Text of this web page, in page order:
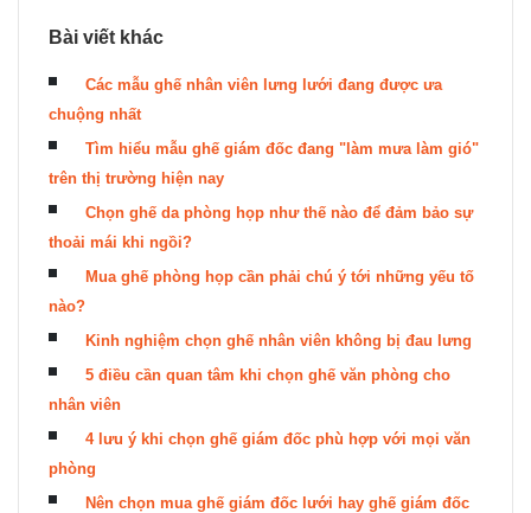
Bài viết khác
Các mẫu ghế nhân viên lưng lưới đang được ưa
chuộng nhất
Tìm hiểu mẫu ghế giám đốc đang "làm mưa làm gió"
trên thị trường hiện nay
Chọn ghế da phòng họp như thế nào để đảm bảo sự
thoải mái khi ngồi?
Mua ghế phòng họp cần phải chú ý tới những yếu tố
nào?
Kinh nghiệm chọn ghế nhân viên không bị đau lưng
5 điều cần quan tâm khi chọn ghế văn phòng cho
nhân viên
4 lưu ý khi chọn ghế giám đốc phù hợp với mọi văn
phòng
Nên chọn mua ghế giám đốc lưới hay ghế giám đốc